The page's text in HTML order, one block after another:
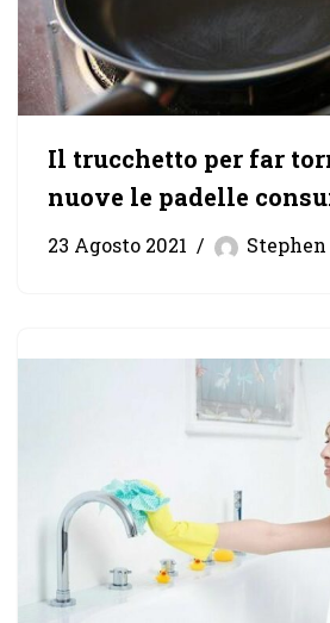
Il trucchetto per far
nuove le padelle
23 Agosto 2021 Stephen